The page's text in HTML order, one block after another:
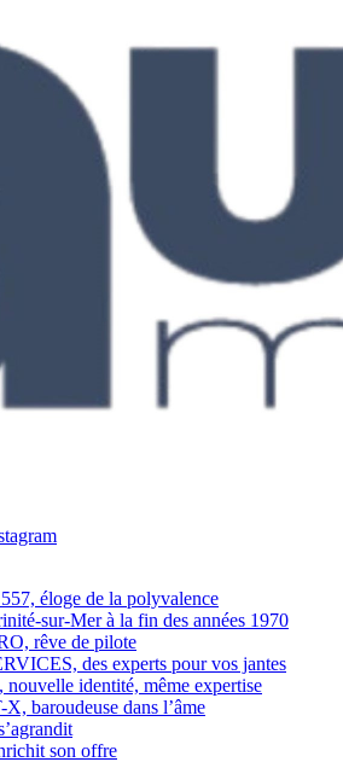
éloge de la polyvalence
sur-Mer à la fin des années 1970
rêve de pilote
des experts pour vos jantes
identité, même expertise
baroudeuse dans l’âme
son offre